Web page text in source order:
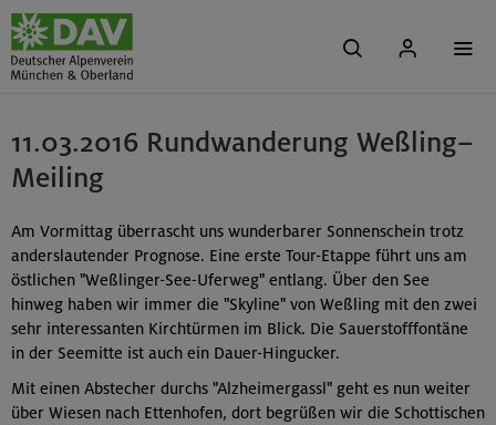
11.03.2016 Rundwanderung Weßling–
Meiling
Am Vormittag überrascht uns wunderbarer Sonnenschein trotz
anderslautender Prognose. Eine erste Tour-Etappe führt uns am
östlichen "Weßlinger-See-Uferweg" entlang. Über den See
hinweg haben wir immer die "Skyline" von Weßling mit den zwei
sehr interessanten Kirchtürmen im Blick. Die Sauerstofffontäne
in der Seemitte ist auch ein Dauer-Hingucker.
Mit einen Abstecher durchs "Alzheimergassl" geht es nun weiter
über Wiesen nach Ettenhofen, dort begrüßen wir die Schottischen